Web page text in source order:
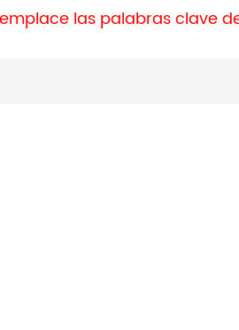
las palabras clave